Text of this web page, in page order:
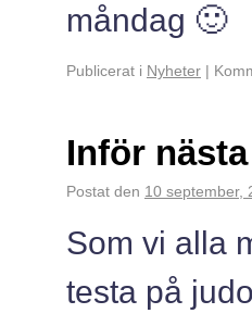
måndag 🙂
Publicerat i Nyheter |
Inför
Postat den 10 september,
Som vi alla
testa på